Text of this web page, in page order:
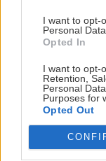
I want to opt-
Personal
Opted In
I want to opt-
Retention,
Personal
Purposes for
Opted Out
ΟΙΚΟΝΟΜΙΑ
Χρέη στο
ρυθμίσεις
δόσεις